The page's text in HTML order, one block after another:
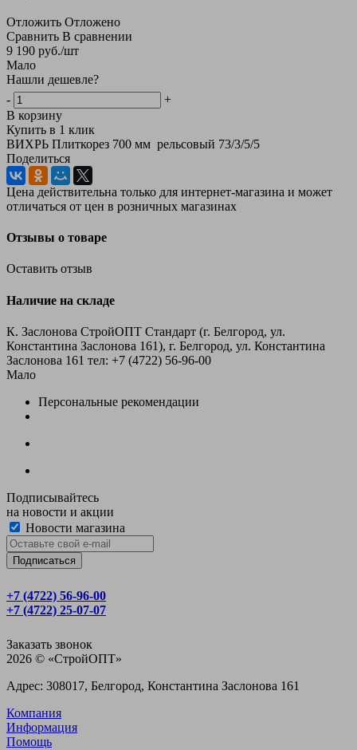
Отложить Отложено
Сравнить В сравнении
9 190 руб./шт
Мало
Нашли дешевле?
-
+
В корзину
Купить в 1 клик
ВИХРЬ Плиткорез 700 мм рельсовый 73/3/5/5
Поделиться
Цена действительна только для интернет-магазина и может
отличаться от цен в розничных магазинах
Отзывы о товаре
Оставить отзыв
Наличие на складе
К. Заслонова СтройОПТ Стандарт (г. Белгород, ул.
Константина Заслонова 161), г. Белгород, ул. Константина
Заслонова 161 тел: +7 (4722) 56‑96-00
Мало
Персональные рекомендации
Подписывайтесь
на новости и акции
Новости магазина
+7 (4722) 56‑96-00
+7 (4722) 25‑07-07
Заказать звонок
2026 © «CтройОПТ»
Адрес: 308017, Белгород, Константина Заслонова 161
Компания
Информация
Помощь